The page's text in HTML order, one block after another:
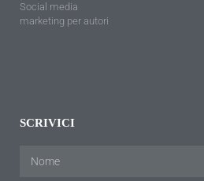
Social media
marketing per autori
SCRIVICI